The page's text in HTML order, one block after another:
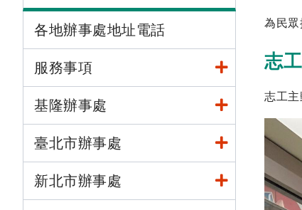
各地辦事處地址電話
服務事項
基隆辦事處
臺北市辦事處
新北市辦事處
為民眾
志
志工主